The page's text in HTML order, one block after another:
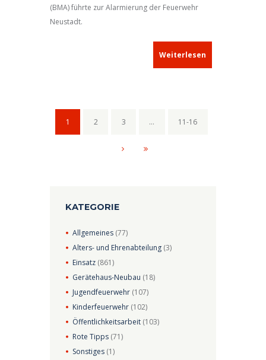
(BMA) führte zur Alarmierung der Feuerwehr
Neustadt.
Weiterlesen
1 2 3 … 11-16
KATEGORIE
Allgemeines (77)
Alters- und Ehrenabteilung (3)
Einsatz (861)
Gerätehaus-Neubau (18)
Jugendfeuerwehr (107)
Kinderfeuerwehr (102)
Öffentlichkeitsarbeit (103)
Rote Tipps (71)
Sonstiges (1)